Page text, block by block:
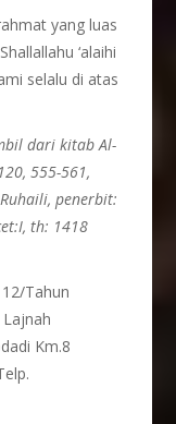
yang luas
‘alaihi
selalu di atas
dari kitab Al-
555-561,
penerbit:
th: 1418
Tahun
Km.8